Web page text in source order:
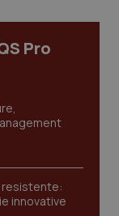
Pro
resistente:
innovative
quali la
di